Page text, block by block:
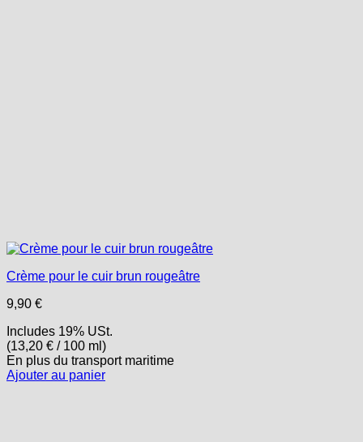
Crème pour le cuir brun rougeâtre
9,90 €
Includes 19% USt.
(13,20 € / 100 ml)
En plus du transportmaritime
Ajouter au panier